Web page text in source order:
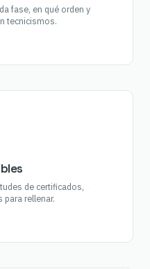
fase, en qué orden y
tecnicismos.
de certificados,
rellenar.